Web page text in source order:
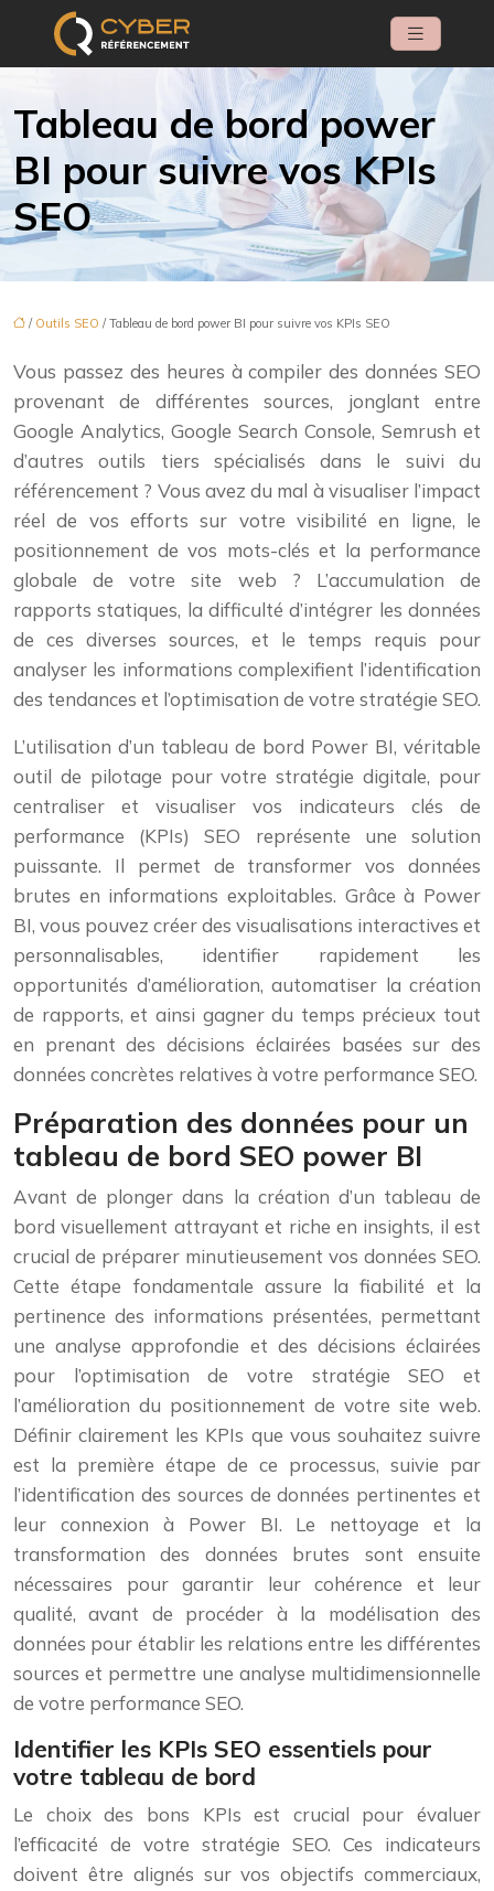
Tableau de bord power
BI pour suivre vos KPIs
SEO
/ Outils SEO / Tableau de bord power BI pour suivre vos KPIs SEO
Vous passez des heures à compiler des données SEO
provenant de différentes sources, jonglant entre
Google Analytics, Google Search Console, Semrush et
d’autres outils tiers spécialisés dans le suivi du
référencement ? Vous avez du mal à visualiser l’impact
réel de vos efforts sur votre visibilité en ligne, le
positionnement de vos mots-clés et la performance
globale de votre site web ? L’accumulation de
rapports statiques, la difficulté d’intégrer les données
de ces diverses sources, et le temps requis pour
analyser les informations complexifient l’identification
des tendances et l’optimisation de votre stratégie SEO.
L’utilisation d’un tableau de bord Power BI, véritable
outil de pilotage pour votre stratégie digitale, pour
centraliser et visualiser vos indicateurs clés de
performance (KPIs) SEO représente une solution
puissante. Il permet de transformer vos données
brutes en informations exploitables. Grâce à Power
BI, vous pouvez créer des visualisations interactives et
personnalisables, identifier rapidement les
opportunités d’amélioration, automatiser la création
de rapports, et ainsi gagner du temps précieux tout
en prenant des décisions éclairées basées sur des
données concrètes relatives à votre performance SEO.
Préparation des données pour un
tableau de bord SEO power BI
Avant de plonger dans la création d’un tableau de
bord visuellement attrayant et riche en insights, il est
crucial de préparer minutieusement vos données SEO.
Cette étape fondamentale assure la fiabilité et la
pertinence des informations présentées, permettant
une analyse approfondie et des décisions éclairées
pour l’optimisation de votre stratégie SEO et
l’amélioration du positionnement de votre site web.
Définir clairement les KPIs que vous souhaitez suivre
est la première étape de ce processus, suivie par
l’identification des sources de données pertinentes et
leur connexion à Power BI. Le nettoyage et la
transformation des données brutes sont ensuite
nécessaires pour garantir leur cohérence et leur
qualité, avant de procéder à la modélisation des
données pour établir les relations entre les différentes
sources et permettre une analyse multidimensionnelle
de votre performance SEO.
Identifier les KPIs SEO essentiels pour
votre tableau de bord
Le choix des bons KPIs est crucial pour évaluer
l’efficacité de votre stratégie SEO. Ces indicateurs
doivent être alignés sur vos objectifs commerciaux,